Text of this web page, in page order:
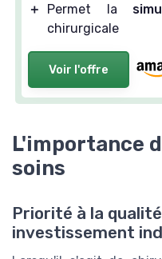
＋
Permet la
chirurgicale
Voir l'offre
L'importance
soins
Priorité à la
investissement